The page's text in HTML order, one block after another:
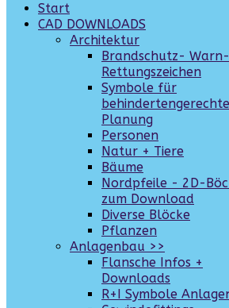
Start
CAD DOWNLOADS
Architektur
Brandschutz-
Rettungszeichen
Symbole für
behindertengerechte
Planung
Personen
Natur + Tiere
Bäume
Nordpfeile - 2D-
zum Download
Diverse Blöcke
Pflanzen
Anlagenbau >>
Flansche Infos +
Downloads
R+I Symbole